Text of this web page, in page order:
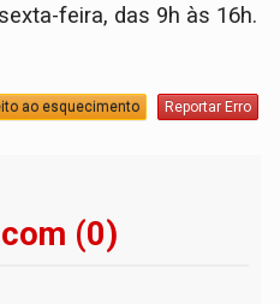
feira, das 9h às 16h.
ao esquecimento Reportar Erro
(0)